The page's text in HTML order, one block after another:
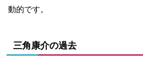
動的です。
三角康介の過去